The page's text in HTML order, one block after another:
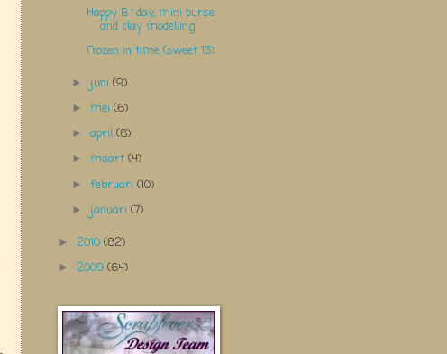
Happy B´day, mini purse
and clay modelling
Frozen in time (sweet 13)
► juni(9)
► mei(6)
►april(8)
► maart(4)
►februari(10)
► januari(7)
► 2010 (82)
► 2009 (64)